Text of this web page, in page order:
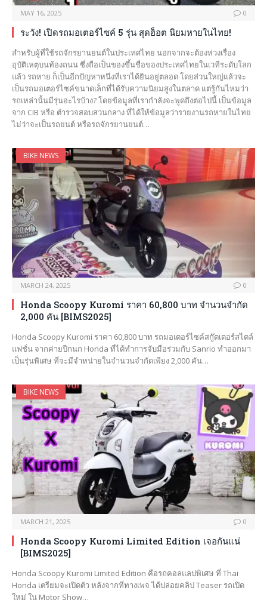
MAY 16, 2025 0
ระวัง! เปิดรถมอเตอร์ไซค์ 5 รุ่น สุดฮ็อต นิยมหายในไทย!
สำหรับผู้ที่ใช้รถจักรยานยนต์ในประเทศไทย นอกจากจะต้องห่วงเรื่อง
อุบัติเหตุบนท้องถนน ซึ่งถือเป็นของขึ้นชื่อของประเทศไทยในเวทีระดับโลก
แล้ว รถหาย ก็เป็นอีกปัญหาหนึ่งที่เราได้ยินอยู่ตลอด โดยส่วนใหญ่แล้วจะ
เป็นรถมอเตอร์ไซค์ขนาดเล็กที่ได้รับความนิยมสูงในตลาด แต่รู้กันไหมว่า
รถเหล่านั้นมีรุ่นอะไรบ้าง? โดยข้อมูลที่เรากำลังจะพูดถึงต่อไปนี้ เป็นข้อมูล
จาก CIB หรือ ตำรวจสอบสวนกลาง ที่ได้ให้ข้อมูลว่ารายงานรถหายในไทย
ไม่ว่าจะเป็นรถยนต์ หรือรถจักรยานยนต์…
BIKE NEWS
MARCH 24, 2025 0
Honda Scoopy Kuromi ราคา 60,800 บาท จำนวนจำกัด
2,000 คัน [BIMS2025]
Honda Scoopy Kuromi ราคา 60,800 บาท รถมอเตอร์ไซค์สกู๊ตเตอร์สไตล์
แฟชั่น จากค่ายปีกนก Honda ที่ได้ทำการจับมือร่วมกับ Sanrio ทำออกมา
เป็นรุ่นพิเศษ ที่จะมีจำหน่ายในจำนวนจำกัดเพียง 2,000 คัน…
BIKE NEWS
MARCH 21, 2025 0
Honda Scoopy Kuromi Limited Edition เจอกันแน่
[BIMS2025]
Honda Scoopy Kuromi Limited Edition คือรถคอลแลปพิเศษ ที่ Thai
Honda เตรียมจะเปิดตัว หลังจากที่ทางเพจ ได้ปล่อยคลิป Teaser รถเปิด
ใหม่ ใน Motor Show…